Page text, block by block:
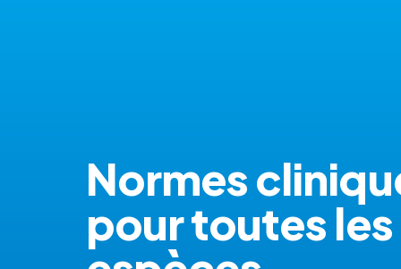
Normes
pour toutes les